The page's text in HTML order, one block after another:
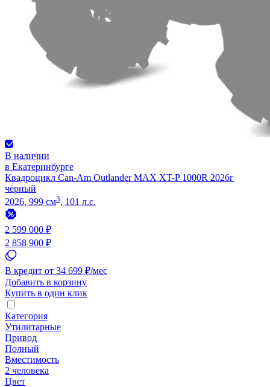
В наличии
в Екатеринбурге
Квадроцикл Can-Am Outlander MAX XT-P 1000R 2026г
чёрный
2026, 999 см3, 101 л.с.
2 599 000 ₽
2 858 900 ₽
В кредит от 34 699 ₽/мес
Добавить в корзину
Купить в один клик
Категория
Утилитарные
Привод
Полный
Вместимость
2 человека
Цвет